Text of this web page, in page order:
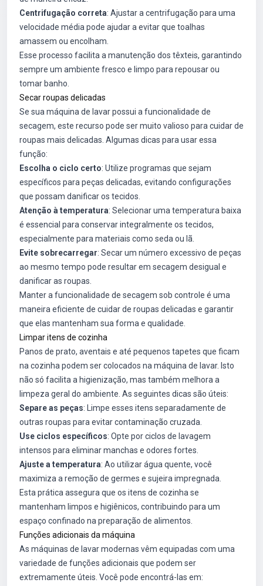
Centrifugação correta: Ajustar a centrifugação para uma
velocidade média pode ajudar a evitar que toalhas
amassem ou encolham.
Esse processo facilita a manutenção dos têxteis, garantindo
sempre um ambiente fresco e limpo para repousar ou
tomar banho.
Secar roupas delicadas
Se sua máquina de lavar possui a funcionalidade de
secagem, este recurso pode ser muito valioso para cuidar de
roupas mais delicadas. Algumas dicas para usar essa
função:
Escolha o ciclo certo: Utilize programas que sejam
específicos para peças delicadas, evitando configurações
que possam danificar os tecidos.
Atenção à temperatura: Selecionar uma temperatura baixa
é essencial para conservar integralmente os tecidos,
especialmente para materiais como seda ou lã.
Evite sobrecarregar: Secar um número excessivo de peças
ao mesmo tempo pode resultar em secagem desigual e
danificar as roupas.
Manter a funcionalidade de secagem sob controle é uma
maneira eficiente de cuidar de roupas delicadas e garantir
que elas mantenham sua forma e qualidade.
Limpar itens de cozinha
Panos de prato, aventais e até pequenos tapetes que ficam
na cozinha podem ser colocados na máquina de lavar. Isto
não só facilita a higienização, mas também melhora a
limpeza geral do ambiente. As seguintes dicas são úteis:
Separe as peças: Limpe esses itens separadamente de
outras roupas para evitar contaminação cruzada.
Use ciclos específicos: Opte por ciclos de lavagem
intensos para eliminar manchas e odores fortes.
Ajuste a temperatura: Ao utilizar água quente, você
maximiza a remoção de germes e sujeira impregnada.
Esta prática assegura que os itens de cozinha se
mantenham limpos e higiênicos, contribuindo para um
espaço confinado na preparação de alimentos.
Funções adicionais da máquina
As máquinas de lavar modernas vêm equipadas com uma
variedade de funções adicionais que podem ser
extremamente úteis. Você pode encontrá-las em: